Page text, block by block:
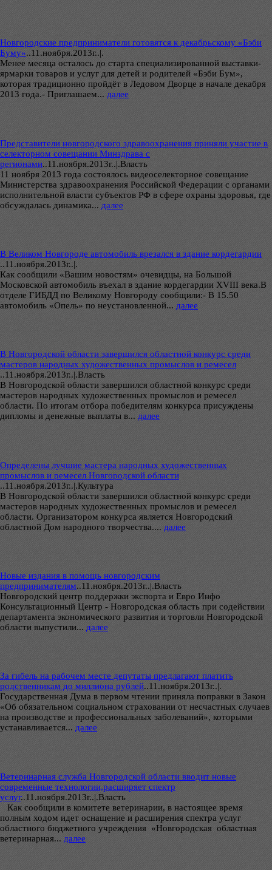
Новгородские предприниматели готовятся к декабрьскому «Бэби
Буму»..11.ноября.2013г..|.
Менее месяца осталось до старта специализированной выставки-
ярмарки товаров и услуг для детей и родителей «Бэби Бум»,
которая традиционно пройдёт в Ледовом Дворце в начале декабря
2013 года.- Приглашаем... далее
Представители новгородского здравоохранения приняли участие в
селекторном совещании Минздрава с
регионами..11.ноября.2013г..|.Власть
11 ноября 2013 года состоялось видеоселекторное совещание
Министерства здравоохранения Российской Федерации с органами
исполнительной власти субъектов РФ в сфере охраны здоровья, где
обсуждалась динамика... далее
В Великом Новгороде автомобиль врезался в здание кордегардии
..11.ноября.2013г..|.
Как сообщили «Вашим новостям» очевидцы, на Большой
Московской автомобиль въехал в здание кордегардии XVIII века.В
отделе ГИБДД по Великому Новгороду сообщили:- В 15.50
автомобиль «Опель» по неустановленной... далее
В Новгородской области завершился областной конкурс среди
мастеров народных художественных промыслов и ремесел
..11.ноября.2013г..|.Власть
В Новгородской области завершился областной конкурс среди
мастеров народных художественных промыслов и ремесел
области. По итогам отбора победителям конкурса присуждены
дипломы и денежные выплаты в... далее
Определены лучшие мастера народных художественных
промыслов и ремесел Новгородской области
..11.ноября.2013г..|.Культура
В Новгородской области завершился областной конкурс среди
мастеров народных художественных промыслов и ремесел
области. Организатором конкурса является Новгородский
областной Дом народного творчества.... далее
Новые издания в помощь новгородским
предпринимателям..11.ноября.2013г..|.Власть
Новгородский центр поддержки экспорта и Евро Инфо
Консультационный Центр - Новгородская область при содействии
департамента экономического развития и торговли Новгородской
области выпустили... далее
За гибель на рабочем месте депутаты предлагают платить
родственникам до миллиона рублей..11.ноября.2013г..|.
Государственная Дума в первом чтении приняла поправки в Закон
«Об обязательном социальном страховании от несчастных случаев
на производстве и профессиональных заболеваний», которыми
устанавливается... далее
Ветеринарная служба Новгородской области вводит новые
современные технологии,расширяет спектр
услуг..11.ноября.2013г..|.Власть
Как сообщили в комитете ветеринарии, в настоящее время
полным ходом идет оснащение и расширения спектра услуг
областного бюджетного учреждения «Новгородская областная
ветеринарная... далее